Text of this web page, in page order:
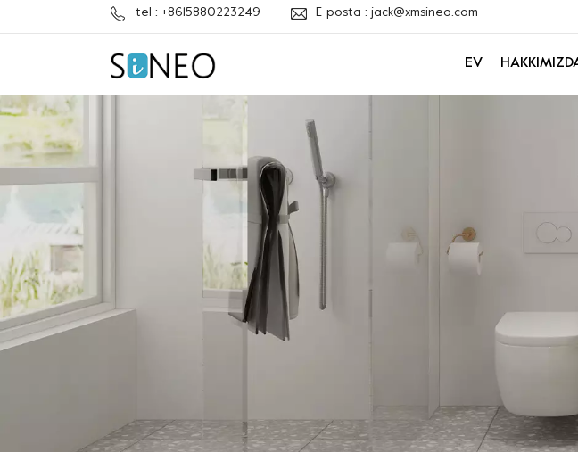
tel : +8615880223249 E-posta : jack@xmsineo.com
EV